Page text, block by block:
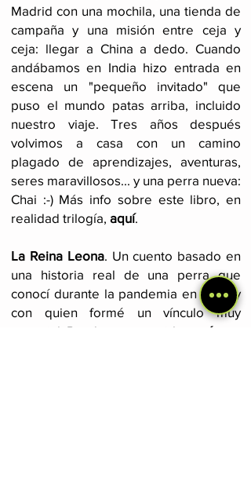
Madrid con una mochila, una tienda de
campaña y una misión entre ceja y
ceja: llegar a China a dedo. Cuando
andábamos en India hizo entrada en
escena un "pequeño invitado" que
puso el mundo patas arriba, incluido
nuestro viaje. Tres años después
volvimos a casa con un camino
plagado de aprendizajes, aventuras,
seres maravillosos... y una perra nueva:
Chai :-) Más info sobre este libro, en
realidad trilogía, aquí.
La Reina Leona. Un cuento basado en
una historia real de una perra que
conocí durante la pandemia en India y
con quien formé un vínculo muy
especial. Puedes conseguirlo
aquí.